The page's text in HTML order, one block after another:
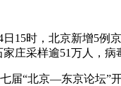
15时，北京新增5
庄采样逾51万人，病
届“北京—东京论